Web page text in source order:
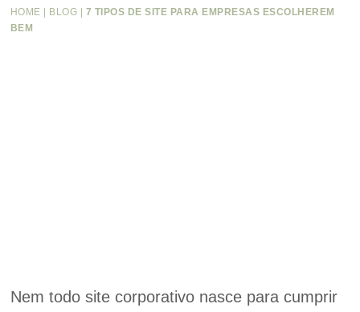
HOME BLOG
7 TIPOS DE SITE PARA EMPRESAS ESCOLHEREM
BEM
Nem todo site corporativo nasce para cumprir